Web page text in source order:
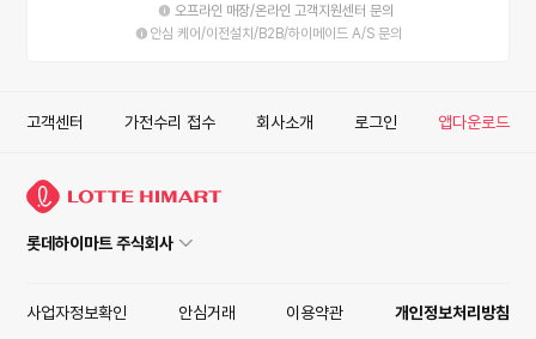
오프라인 매장/온라인 고객지원센터 문의
안심 케어/이전설치/B2B/하이메이드 A/S 문의
고객센터 가전수리 접수 회사소개 로그인 앱다운로드
롯데하이마트 주식회사
사업자정보확인 안심거래 이용약관 개인정보처리방침